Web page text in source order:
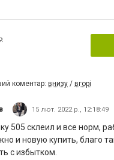
коментар: внизу / вгорі
15 лют. 2022 р., 12:18:49
505 склеил и все норм,
и новую купить, благо
с избытком.